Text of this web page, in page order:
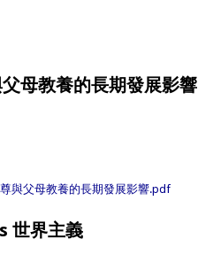
母教養的長期發展影響
與父母教養的長期發展影響.pdf
世界主義